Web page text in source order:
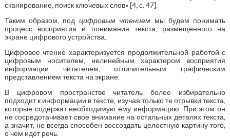
сканирование, поиск ключевых слов» [4, с. 47].
Таким образом, под цифровым чтением мы будем понимать
процесс восприятия и понимания текста, размещенного на
экране цифрового устройства.
Цифровое чтение характеризуется продолжительной работой с
цифровым носителем, нелинейным характером восприятия
информации читателем, отличительным графическим
представлением текста на экране.
В цифровом пространстве читатель более избирательно
подходит к информации в тексте, изучая только те отрывки текста,
которые содержат необходимую ему информацию. При этом он
не сосредотачивает свое внимание на остальных деталях текста,
а значит, не всегда способен воссоздать целостную картину того,
о чем идет речь.